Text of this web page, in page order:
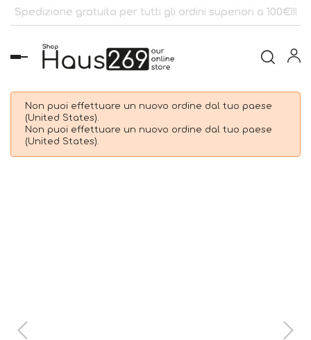
Spedizione gratuita per tutti gli ordini superiori a 100€!!!
navigazione
Non puoi effettuare un nuovo ordine dal tuo paese
(United States).
Non puoi effettuare un nuovo ordine dal tuo paese
(United States).